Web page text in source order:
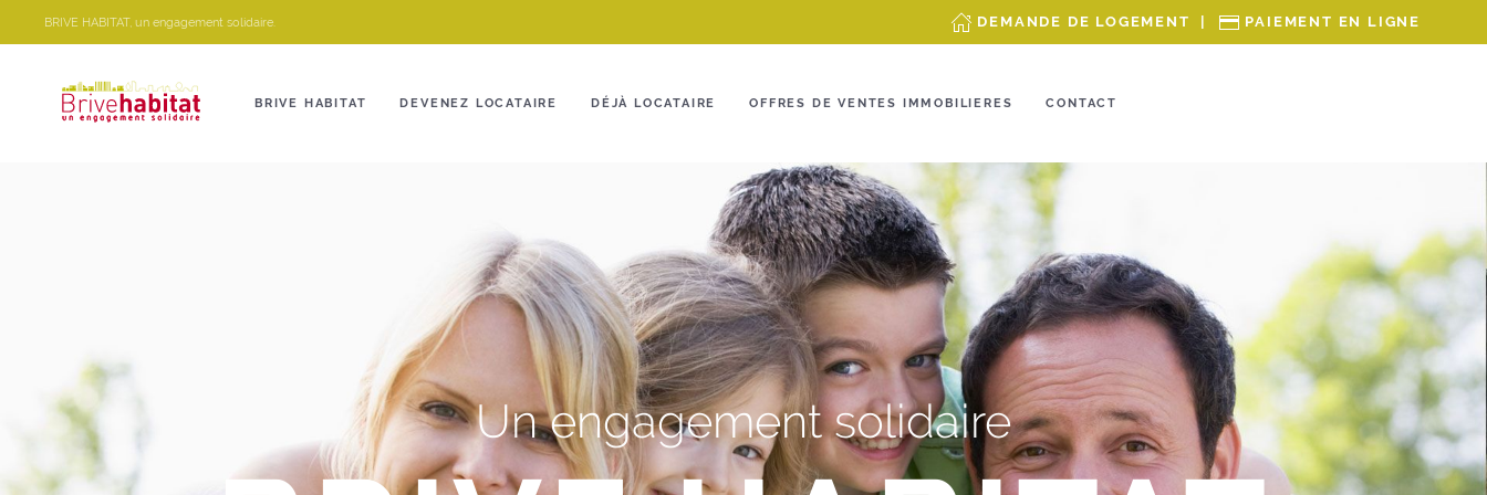
BRIVE HABITAT, un engagement solidaire. DEMANDE DE LOGEMENT PAIEMENT EN LIGNE
BRIVE HABITAT DEVENEZ LOCATAIRE DÉJÀ LOCATAIRE OFFRES DE VENTES IMMOBILIERES CONTACT
Un engagement solidaire
Panneau de gestion des cookies